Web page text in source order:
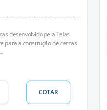
desenvolvido pela Telas
para a construção de cercas
COTAR